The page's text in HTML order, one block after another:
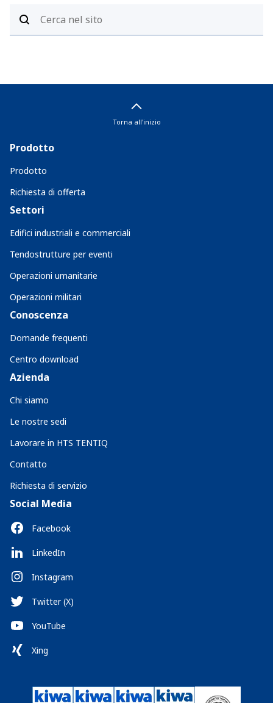
Torna all'inizio
Prodotto
Prodotto
Richiesta di offerta
Settori
Edifici industriali e commerciali
Tendostrutture per eventi
Operazioni umanitarie
Operazioni militari
Conoscenza
Domande frequenti
Centro download
Azienda
Chi siamo
Le nostre sedi
Lavorare in HTS TENTIQ
Contatto
Richiesta di servizio
Social Media
Facebook
LinkedIn
Instagram
Twitter (X)
YouTube
Xing